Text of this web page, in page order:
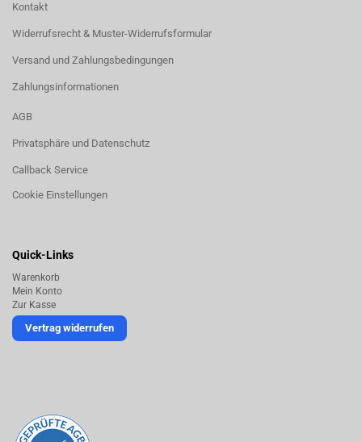
Kontakt
Widerrufsrecht & Muster-Widerrufsformular
Versand und Zahlungsbedingungen
Zahlungsinformationen
AGB
Privatsphäre und Datenschutz
Callback Service
Cookie Einstellungen
Quick-Links
Warenkorb
Mein Konto
Zur Kasse
Vertrag widerrufen